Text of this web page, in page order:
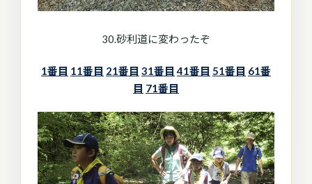
30.砂利道に変わったぞ
1番目 11番目 21番目 31番目 41番目 51番目 61番
目 71番目